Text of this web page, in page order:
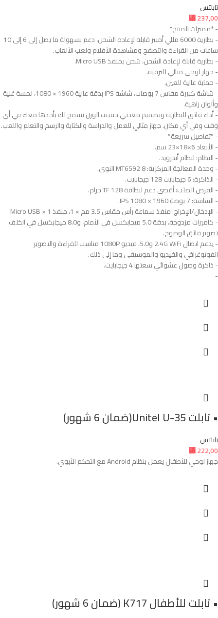
تابلتس
⃁237,00
- *مميزات المنتج*
- بطارية 6000 مللي أمبير قابلة لإعادة الشحن، دعم بسهولة ما يصل إلى 6 إلى 10
ساعات من القراءة والتصفح ومشاهدة الأفلام ولعب الألعاب.
- بطارية قابلة لإعادة الشحن، شحن بمنفذ Micro USB.
- جهاز لوحي مثالي للترفيه.
- حماية عالية للعين.
- شاشة كبيرة مقاس 7 بوصات، شاشة IPS بدقة عالية 1960 × 1080، لمسة غنية
وألوان زاهية.
- أداء فائق للبطارية وتصميم معدني خفيف الوزن يسمح لك بأخذها معك في أي
وقت وفي أي مكان. جهاز مثالي للعمل والدراسة والكتابة والرسم والتعلم واللعب.
- *تفاصيل سريعة*
- الأبعاد ‎23×18×6 سم.
- النظام: لنظام أندرويد.
- وحدة المعالجة المركزية: MT6592 8 النوى.
- الذاكرة: 6 جيجابايت 128 جيجابايت.
- القرص الصلب: أقصى دعم لبطاقة TF 128 جرام.
- الشاشة: 7 بوصة 1960 × 1080 IPS.
- الإدخال/الإخراج: منفذ سماعة رأس مقاس 3.5 مم × 1، منفذ Micro USB × 1
- كاميرات مزدوجة، بدقة 5.0 ميجابكسل في الأمام، و8.0 ميجابكسل في الخلف.
تصوير فائق الوضوح.
- يدعم اتصال 2.4G WiFi و5.0، فيديو 1080P مناسب للقراءة والتصوير
الفوتوغرافي والفيديو والموسيقى وما إلى ذلك.
- ذاكرة وصول عشوائي سعتها 4 جيجابايت.
-
• تابلت Unitel U-35(ضمان 6 شهور)
تابلتس
⃁222,00
جهاز لوحي للأطفال يعمل بنظام Android مع التحكم الأبوي.
• تابلت للأطفال K717 (ضمان 6 شهور)